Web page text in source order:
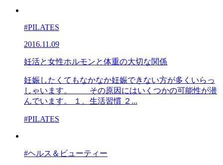
#PILATES
2016.11.09
妊活と女性ホルモンと体重の大切な関係
妊娠したくてもなかなか妊娠できない方が多くいらっ
しゃいます。 その原因にはいくつかの可能性が潜
んでいます。 １、生活習慣 ２...
#PILATES
#ヘルス＆ビューティー